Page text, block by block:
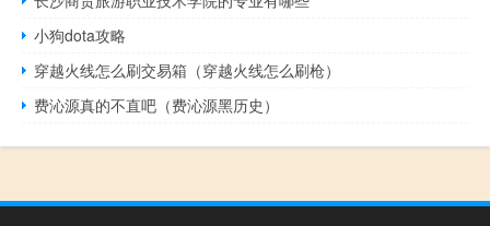
小狗dota攻略
穿越火线怎么刷交易箱（穿越火线怎么刷枪）
费沁源真的不直吧（费沁源黑历史）